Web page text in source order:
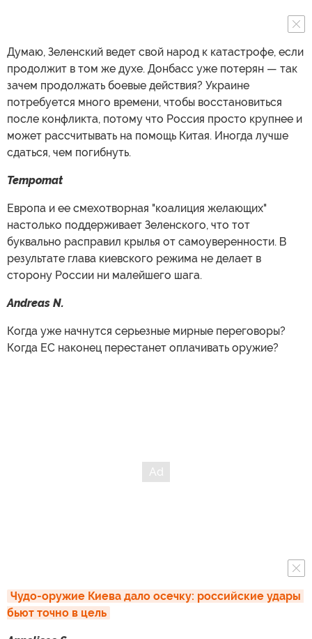
Думаю, Зеленский ведет свой народ к катастрофе, если
продолжит в том же духе. Донбасс уже потерян — так
зачем продолжать боевые действия? Украине
потребуется много времени, чтобы восстановиться
после конфликта, потому что Россия просто крупнее и
может рассчитывать на помощь Китая. Иногда лучше
сдаться, чем погибнуть.
Tempomat
Европа и ее смехотворная "коалиция желающих"
настолько поддерживает Зеленского, что тот
буквально расправил крылья от самоуверенности. В
результате глава киевского режима не делает в
сторону России ни малейшего шага.
Andreas N.
Когда уже начнутся серьезные мирные переговоры?
Когда ЕС наконец перестанет оплачивать оружие?
Чудо-оружие Киева дало осечку: российские удары
бьют точно в цель